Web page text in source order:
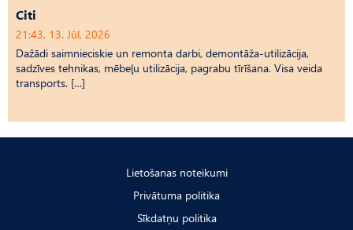
Citi
21:43, 13. Jūl, 2026
Dažādi saimnieciskie un remonta darbi, demontāža-utilizācija,
sadzīves tehnikas, mēbeļu utilizācija, pagrabu tīrīšana. Visa veida
transports. […]
Lietošanas noteikumi
Privātuma politika
Sīkdatņu politika